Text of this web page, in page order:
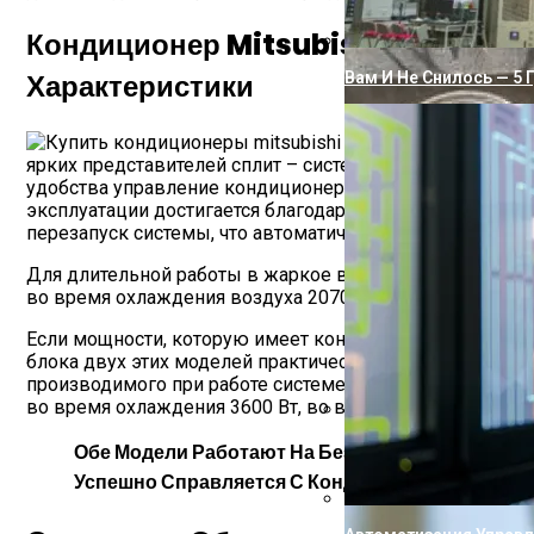
Почему Вода Из
Вам И Не Снилось — 5
Кондиционер Mitsubishi Srk20hg
Характеристики
ярких представителей сплит – системы. Может
удобства управление кондиционером осуществляется
эксплуатации достигается благодаря специальной
перезапуск системы, что автоматически исправляет
Для длительной работы в жаркое время
во время охлаждения воздуха 2070Вт, во время
Если мощности, которую имеет кондиционер
блока двух этих моделей практически совпадают, но
производимого при работе системе 34 -40 ДБ. Для
во время охлаждения 3600 Вт, во время обогрева 3920
Обе Модели Работают На Безопасном
Успешно Справляется С